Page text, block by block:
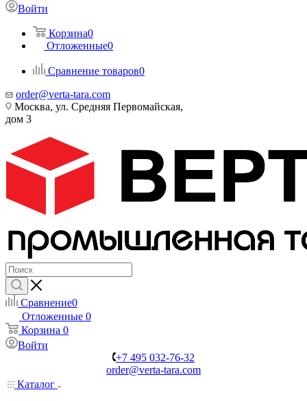
Войти
Корзина0
Отложенные0
Сравнение товаров0
order@verta-tara.com
Москва, ул. Средняя Первомайская,
дом 3
Сравнение0
Отложенные 0
Корзина 0
Войти
+7 495 032-76-32
order@verta-tara.com
Каталог